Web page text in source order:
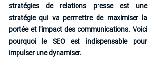
stratégies de relations presse est une
stratégie qui va permettre de maximiser la
portée et l'impact des communications. Voici
pourquoi le SEO est indispensable pour
impulser une dynamiser.